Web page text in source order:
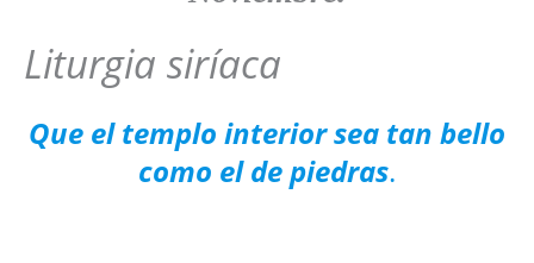
Liturgia siríaca
Que el templo interior sea tan bello
como el de piedras.